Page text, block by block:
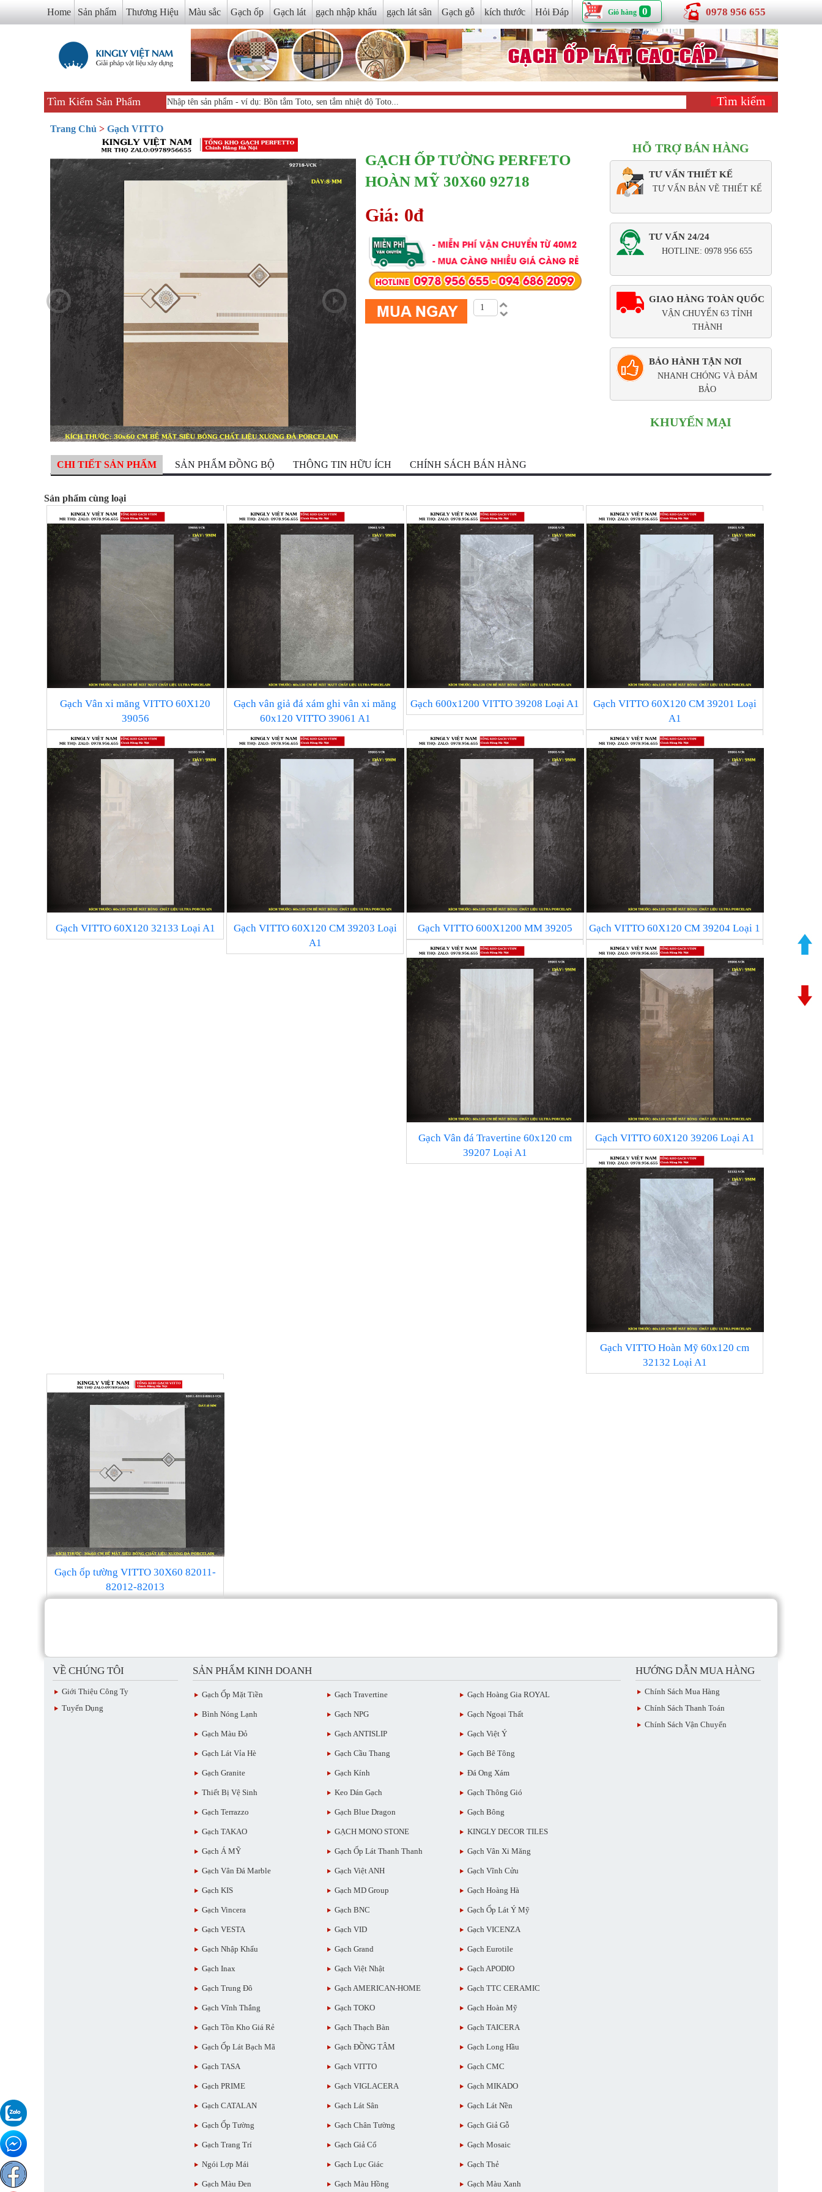
Home Sản phẩm Thương Hiệu Màu sắc Gạch ốp Gạch lát gạch nhập khẩu gạch lát sân Gạch gỗ kích thước Hỏi Đáp Giỏ hàng 0 0978 956 655
Tìm Kiếm Sản Phẩm
Trang Chủ > Gạch VITTO
GẠCH ỐP TƯỜNG PERFETO
HOÀN MỸ 30X60 92718
Giá: 0đ
HỖ TRỢ BÁN HÀNG
TƯ VẤN THIẾT KẾ
TƯ VẤN BẢN VẼ THIẾT KẾ
TƯ VẤN 24/24
HOTLINE: 0978 956 655
GIAO HÀNG TOÀN QUỐC
VẬN CHUYỂN 63 TỈNH
THÀNH
BẢO HÀNH TẬN NƠI
NHANH CHÓNG VÀ ĐẢM
BẢO
KHUYẾN MẠI
CHI TIẾT SẢN PHẨM SẢN PHẨM ĐỒNG BỘ THÔNG TIN HỮU ÍCH CHÍNH SÁCH BÁN HÀNG
Sản phẩm cùng loại
Gạch Vân xi măng VITTO 60X120
39056
Gạch vân giả đá xám ghi vân xi măng
60x120 VITTO 39061 A1
Gạch 600x1200 VITTO 39208 Loại A1
Gạch VITTO 60X120 CM 39201 Loại
A1
Gạch VITTO 60X120 32133 Loại A1
Gạch VITTO 60X120 CM 39203 Loại
A1
Gạch VITTO 600X1200 MM 39205 Gạch VITTO 60X120 CM 39204 Loại 1
Gạch Vân đá Travertine 60x120 cm
39207 Loại A1
Gạch VITTO 60X120 39206 Loại A1
Gạch VITTO Hoàn Mỹ 60x120 cm
32132 Loại A1
Gạch ốp tường VITTO 30X60 82011-
82012-82013
VỀ CHÚNG TÔI
Giới Thiệu Công Ty
Tuyển Dụng
SẢN PHẨM KINH DOANH
Gạch Ốp Mặt Tiền Gạch Travertine Gạch Hoàng Gia ROYAL
Bình Nóng Lạnh Gạch NPG Gạch Ngoại Thất
Gạch Màu Đỏ Gạch ANTISLIP Gạch Việt Ý
Gạch Lát Vỉa Hè Gạch Cầu Thang Gạch Bê Tông
Gạch Granite Gạch Kính Đá Ong Xám
Thiết Bị Vệ Sinh Keo Dán Gạch Gạch Thông Gió
Gạch Terrazzo Gạch Blue Dragon Gạch Bông
Gạch TAKAO GẠCH MONO STONE KINGLY DECOR TILES
Gạch Á MỸ Gạch Ốp Lát Thanh Thanh Gạch Vân Xi Măng
Gạch Vân Đá Marble Gạch Việt ANH Gạch Vĩnh Cửu
Gạch KIS Gạch MD Group Gạch Hoàng Hà
Gạch Vincera Gạch BNC Gạch Ốp Lát Ý Mỹ
Gạch VESTA Gạch VID Gạch VICENZA
Gạch Nhập Khẩu Gạch Grand Gạch Eurotile
Gạch Inax Gạch Việt Nhật Gạch APODIO
Gạch Trung Đô Gạch AMERICAN-HOME Gạch TTC CERAMIC
Gạch Vĩnh Thắng Gạch TOKO Gạch Hoàn Mỹ
Gạch Tồn Kho Giá Rẻ Gạch Thạch Bàn Gạch TAICERA
Gạch Ốp Lát Bạch Mã Gạch ĐỒNG TÂM Gạch Long Hầu
Gạch TASA Gạch VITTO Gạch CMC
Gạch PRIME Gạch VIGLACERA Gạch MIKADO
Gạch CATALAN Gạch Lát Sân Gạch Lát Nền
Gạch Ốp Tường Gạch Chân Tường Gạch Giả Gỗ
Gạch Trang Trí Gạch Giả Cổ Gạch Mosaic
Ngói Lợp Mái Gạch Lục Giác Gạch Thẻ
Gạch Màu Đen Gạch Màu Hồng Gạch Màu Xanh
HƯỚNG DẪN MUA HÀNG
Chính Sách Mua Hàng
Chính Sách Thanh Toán
Chính Sách Vận Chuyển